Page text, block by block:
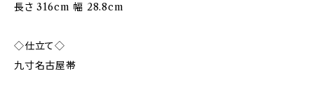
長さ 316cm 幅 28.8cm
◇仕立て◇
九寸名古屋帯